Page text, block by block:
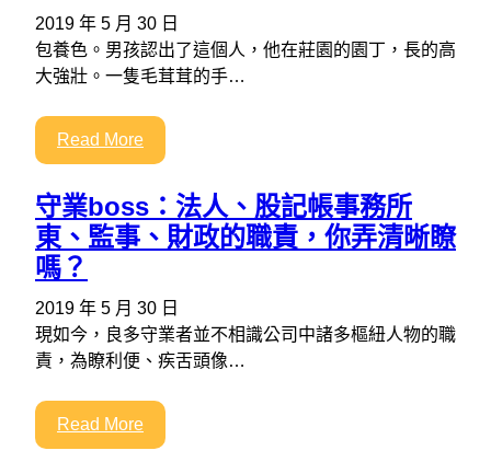
2019 年 5 月 30 日
包養色。男孩認出了這個人，他在莊園的園丁，長的高
大強壯。一隻毛茸茸的手…
Read More
守業boss：法人、股記帳事務所
東、監事、財政的職責，你弄清晰瞭
嗎？
2019 年 5 月 30 日
現如今，良多守業者並不相識公司中諸多樞紐人物的職
責，為瞭利便、疾舌頭像…
Read More